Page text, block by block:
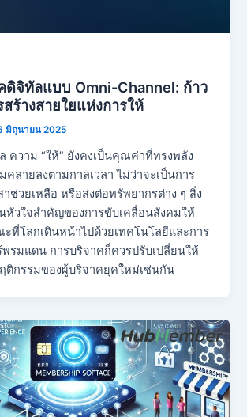
ดิจิทัลแบบ Omni-Channel: ก้าว
ร้างสายใยแห่งการให้
มิถุนายน 2025
ความ “ให้” ยังคงเป็นคุณค่าที่ทรงพลัง
คลายลงตามกาลเวลา ไม่ว่าจะเป็นการ
าช่วยเหลือ หรือส่งต่อทรัพยากรต่าง ๆ สิ่ง
หัวใจสำคัญของการขับเคลื่อนสังคมให้
ที่โลกเดินหน้าไปด้วยเทคโนโลยีและการ
รมแดน การบริจาคก็ควรปรับเปลี่ยนให้
ติกรรมของผู้บริจาคยุคใหม่เช่นกัน